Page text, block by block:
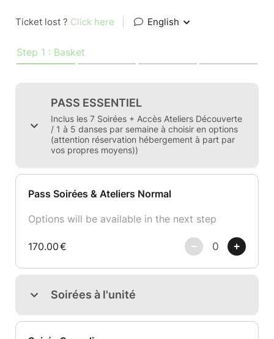
Ticket lost ? Click here English
Step 1 : Basket
PASS ESSENTIEL
Inclus les 7 Soirées + Accès Ateliers Découverte
/ 1 à 5 danses par semaine à choisir en options
(attention réservation hébergement à part par
vos propres moyens))
Pass Soirées & Ateliers Normal
Options will be available in the next step
170.00€
Soirées à l'unité